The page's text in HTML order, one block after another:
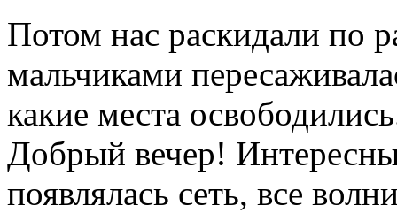
Потом нас раскидали по
мальчиками
какие места
Добрый вечер!
появлялась сеть, все